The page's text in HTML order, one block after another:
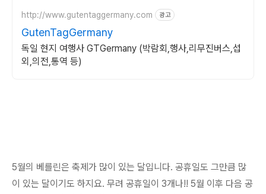
http://www.gutentaggermany.com 광고
GutenTagGermany
독일 현지 여행사 GTGermany (박람회,행사,리무진버스,섭
외,의전,통역 등)
5월의 베를린은 축제가 많이 있는 달입니다. 공휴일도 그만큼 많
이 있는 달이기도 하지요. 무려 공휴일이 3개나!! 5월 이후 다음 공